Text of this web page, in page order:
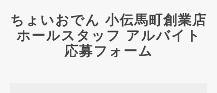
ちょいおでん 小伝馬町創業店
ホールスタッフ アルバイト
応募フォーム